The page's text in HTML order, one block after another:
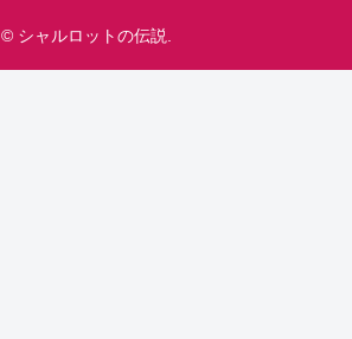
© シャルロットの伝説.